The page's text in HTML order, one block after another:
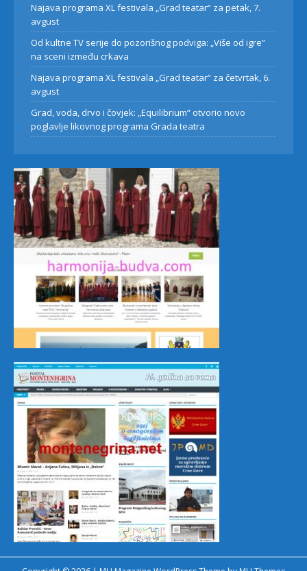
Najava programa XL festivala „Grad teatar“ za petak, 7.
avgust
Od kultne TV serije do pozorišnog podviga: „Više od igre”
na sceni između crkava
Najava programa XL festivala „Grad teatar“ za četvrtak, 6.
avgust
Grad, voda, drvo i čovjek: „Equilibrium“ otvorio novo
poglavlje likovnog programa Grada teatra